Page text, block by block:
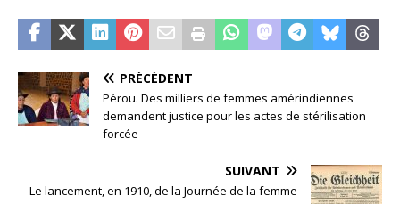
PRÉCÉDENT
Pérou. Des milliers de femmes amérindiennes
demandent justice pour les actes de stérilisation
forcée
SUIVANT
Le lancement, en 1910, de la Journée de la femme